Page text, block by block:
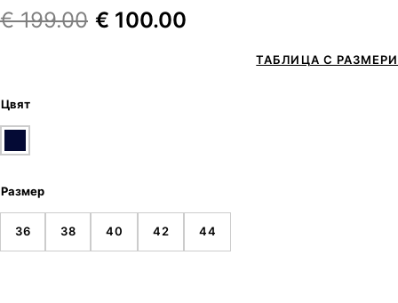
€199.00 € 100.00
ТАБЛИЦА С РАЗМЕРИ
Цвят
Размер
36 38 40 42 44